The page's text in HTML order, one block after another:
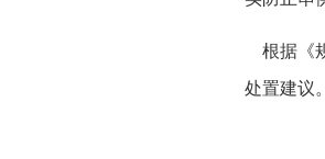
根据《
处置建议